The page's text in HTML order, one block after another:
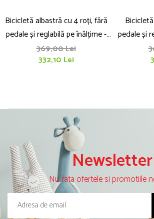
Bicicletă albastră cu 4 roți, fără
pedale și reglabilă pe înălțime -
Quadie
369,00 Lei
332,10 Lei
pedale și
Newsletter
Nu rata ofertele si promotiile